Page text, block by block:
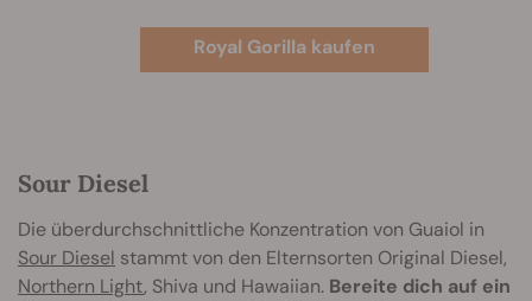
Royal Gorilla kaufen
Sour Diesel
Die überdurchschnittliche Konzentration von Guaiol in
Sour Diesel stammt von den Elternsorten Original Diesel,
Northern Light, Shiva und Hawaiian. Bereite dich auf ein